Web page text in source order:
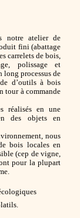
notre atelier de
fini (abattage
carrelets de bois,
polissage et
long processus de
d’outils à bois
tour à commande
réalisés en une
des objets en
nous
bois locales en
(cep de vigne,
pour la plupart